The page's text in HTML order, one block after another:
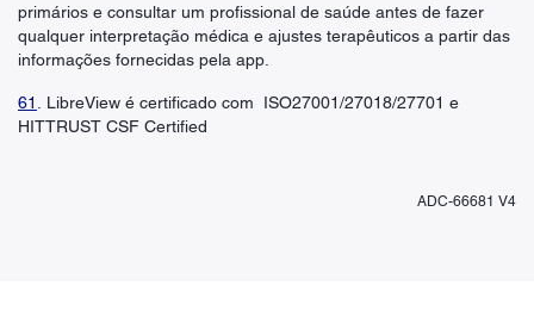
primários e consultar um profissional de saúde antes de fazer
qualquer interpretação médica e ajustes terapêuticos a partir das
informações fornecidas pela app.
61
. LibreView é certificado com ISO27001/27018/27701 e
HITTRUST CSF Certified
ADC-66681 V4